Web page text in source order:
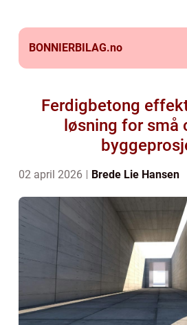
BONNIERBILAG.no
Ferdigbetong
løsning for små
02 april 2026 Brede Lie Hansen